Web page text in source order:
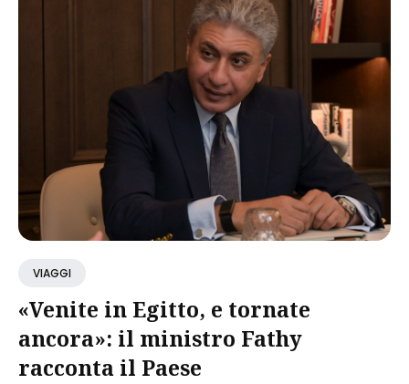
VIAGGI
«Venite in Egitto, e tornate
ancora»: il ministro Fathy
racconta il Paese